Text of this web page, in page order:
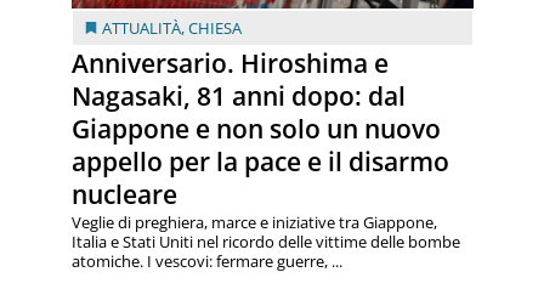
ATTUALITÀ,CHIESA
Anniversario. Hiroshima e
Nagasaki, 81 anni dopo: dal
Giappone e non solo un nuovo
appello per la pace e il disarmo
nucleare
Veglie di preghiera, marce e iniziative tra Giappone,
Italia e Stati Uniti nel ricordo delle vittime delle bombe
atomiche. I vescovi: fermare guerre, ...